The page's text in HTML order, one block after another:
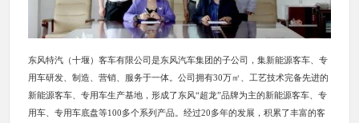
东风特汽（十堰）客车有限公司是东风汽车集团的子公司，集新能源客车、专
用车研发、制造、营销、服务于一体。公司拥有30万㎡、工艺技术完备先进的
新能源客车、专用车生产基地，形成了东风“超龙”品牌为主的新能源客车、专
用车、专用车底盘等100多个系列产品。经过20多年的发展，积累了丰富的客